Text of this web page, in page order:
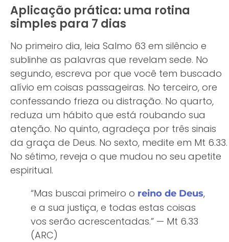
Aplicação prática: uma rotina
simples para 7 dias
No primeiro dia, leia Salmo 63 em silêncio e
sublinhe as palavras que revelam sede. No
segundo, escreva por que você tem buscado
alívio em coisas passageiras. No terceiro, ore
confessando frieza ou distração. No quarto,
reduza um hábito que está roubando sua
atenção. No quinto, agradeça por três sinais
da graça de Deus. No sexto, medite em Mt 6.33.
No sétimo, reveja o que mudou no seu apetite
espiritual.
“Mas buscai primeiro o reino de Deus,
e a sua justiça, e todas estas coisas
vos serão acrescentadas.” — Mt 6.33
(ARC)